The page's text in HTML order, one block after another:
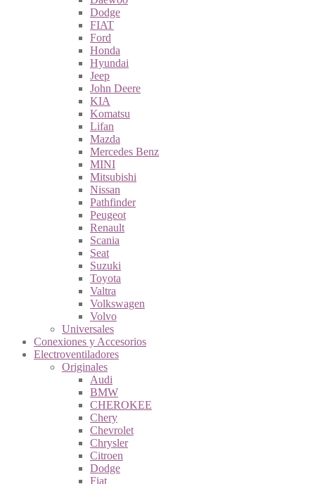
Dodge
FIAT
Ford
Honda
Hyundai
Jeep
John Deere
KIA
Komatsu
Lifan
Mazda
Mercedes Benz
MINI
Mitsubishi
Nissan
Pathfinder
Peugeot
Renault
Scania
Seat
Suzuki
Toyota
Valtra
Volkswagen
Volvo
Universales
Conexiones y Accesorios
Electroventiladores
Originales
Audi
BMW
CHEROKEE
Chery
Chevrolet
Chrysler
Citroen
Dodge
Fiat